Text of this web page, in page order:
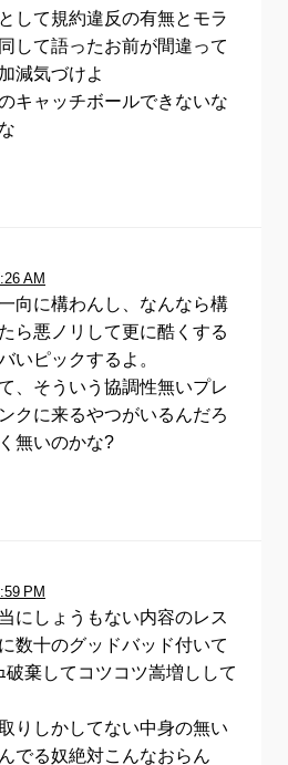
して規約違反の有無とモラ
して語ったお前が間違って
減気づけよ
キャッチボールできないな
AM
向に構わんし、なんなら構
ら悪ノリして更に酷くする
いピックするよ。
、そういう協調性無いプレ
クに来るやつがいるんだろ
無いのかな?
PM
にしょうもない内容のレス
数十のグッドバッド付いて
破棄してコツコツ嵩増しして
りしかしてない中身の無い
でる奴絶対こんなおらん